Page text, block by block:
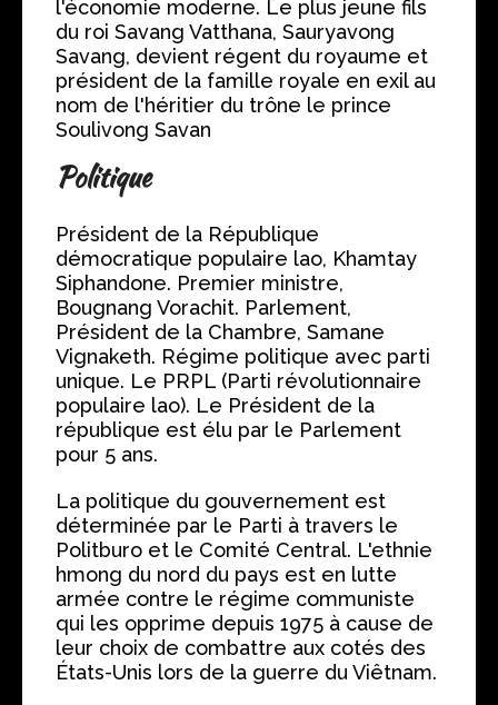
l'économie moderne. Le plus jeune fils
du roi Savang Vatthana, Sauryavong
Savang, devient régent du royaume et
président de la famille royale en exil au
nom de l'héritier du trône le prince
Soulivong Savan
Politique
Président de la République
démocratique populaire lao, Khamtay
Siphandone. Premier ministre,
Bougnang Vorachit. Parlement,
Président de la Chambre, Samane
Vignaketh. Régime politique avec parti
unique. Le PRPL (Parti révolutionnaire
populaire lao). Le Président de la
république est élu par le Parlement
pour 5 ans.
La politique du gouvernement est
déterminée par le Parti à travers le
Politburo et le Comité Central. L'ethnie
hmong du nord du pays est en lutte
armée contre le régime communiste
qui les opprime depuis 1975 à cause de
leur choix de combattre aux cotés des
États-Unis lors de la guerre du Viêtnam.